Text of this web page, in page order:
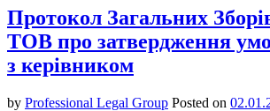
Протокол Загальних
ТОВ про затвердження
з керівником
by Professional Legal Group Posted on